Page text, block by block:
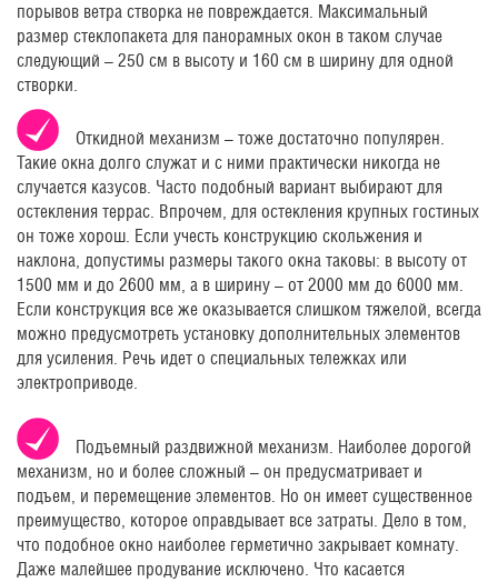
порывов ветра створка не повреждается. Максимальный
размер стеклопакета для панорамных окон в таком случае
следующий – 250 см в высоту и 160 см в ширину для одной
створки.
Откидной механизм – тоже достаточно популярен.
Такие окна долго служат и с ними практически никогда не
случается казусов. Часто подобный вариант выбирают для
остекления террас. Впрочем, для остекления крупных гостиных
он тоже хорош. Если учесть конструкцию скольжения и
наклона, допустимы размеры такого окна таковы: в высоту от
1500 мм и до 2600 мм, а в ширину – от 2000 мм до 6000 мм.
Если конструкция все же оказывается слишком тяжелой, всегда
можно предусмотреть установку дополнительных элементов
для усиления. Речь идет о специальных тележках или
электроприводе.
Подъемный раздвижной механизм. Наиболее дорогой
механизм, но и более сложный – он предусматривает и
подъем, и перемещение элементов. Но он имеет существенное
преимущество, которое оправдывает все затраты. Дело в том,
что подобное окно наиболее герметично закрывает комнату.
Даже малейшее продувание исключено. Что касается